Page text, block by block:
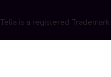
Telia is a registered